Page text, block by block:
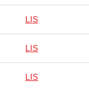
LIS
LIS
LIS